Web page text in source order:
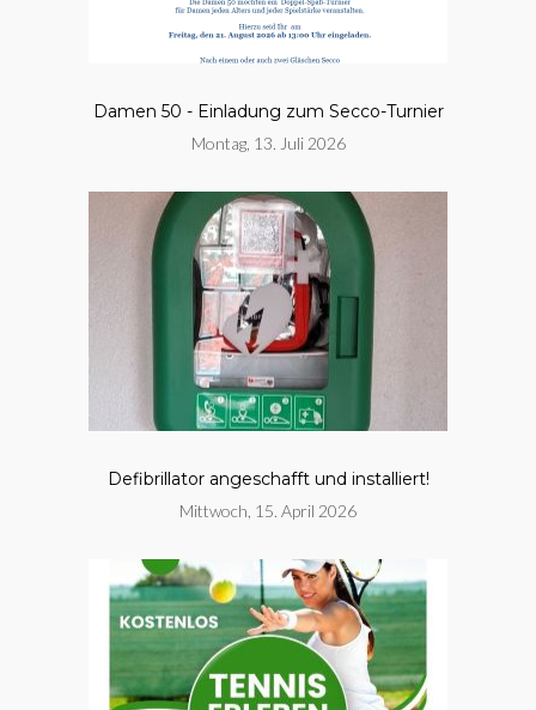
Damen 50 - Einladung zum Secco-Turnier
Montag, 13. Juli 2026
Defibrillator angeschafft und installiert!
Mittwoch, 15. April 2026